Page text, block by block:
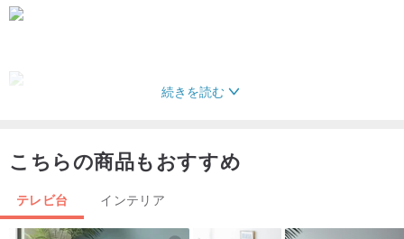
続きを読む
こちらの商品もおすすめ
テレビ台 インテリア